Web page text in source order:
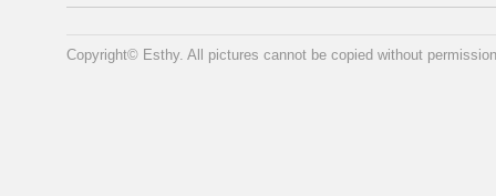
Copyright© Esthy. All pictures cannot be copied without